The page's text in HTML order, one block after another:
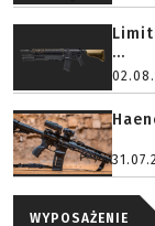
...
WYPOSAŻENIE